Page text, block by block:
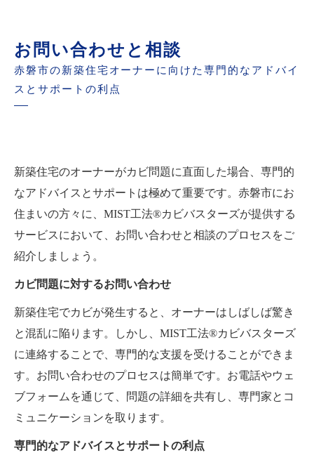
お問い合わせと相談
赤磐市の新築住宅オーナーに向けた専門的なアドバイ
スとサポートの利点
新築住宅のオーナーがカビ問題に直面した場合、専門的
なアドバイスとサポートは極めて重要です。赤磐市にお
住まいの方々に、MIST工法®カビバスターズが提供する
サービスにおいて、お問い合わせと相談のプロセスをご
紹介しましょう。
カビ問題に対するお問い合わせ
新築住宅でカビが発生すると、オーナーはしばしば驚き
と混乱に陥ります。しかし、MIST工法®カビバスターズ
に連絡することで、専門的な支援を受けることができま
す。お問い合わせのプロセスは簡単です。お電話やウェ
ブフォームを通じて、問題の詳細を共有し、専門家とコ
ミュニケーションを取ります。
専門的なアドバイスとサポートの利点